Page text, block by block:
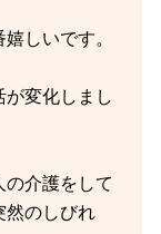
しいです。
が変化しまし
介護をして
然のしびれ